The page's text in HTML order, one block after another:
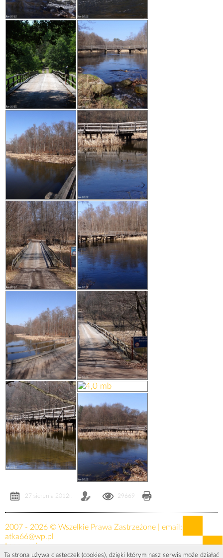
27 sierpnia 2012r. 29669
2007 - 2026 © Wszelkie Prawa Zastrzeżone | email:
atka66@wp.pl
Logowanie »
Ta strona używa ciasteczek (cookies), dzięki którym nasz serwis może działać